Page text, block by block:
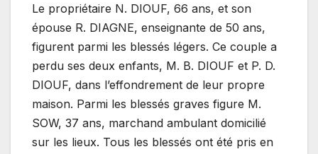
Le propriétaire N. DIOUF, 66 ans, et son
épouse R. DIAGNE, enseignante de 50 ans,
figurent parmi les blessés légers. Ce couple a
perdu ses deux enfants, M. B. DIOUF et P. D.
DIOUF, dans l’effondrement de leur propre
maison. Parmi les blessés graves figure M.
SOW, 37 ans, marchand ambulant domicilié
sur les lieux. Tous les blessés ont été pris en